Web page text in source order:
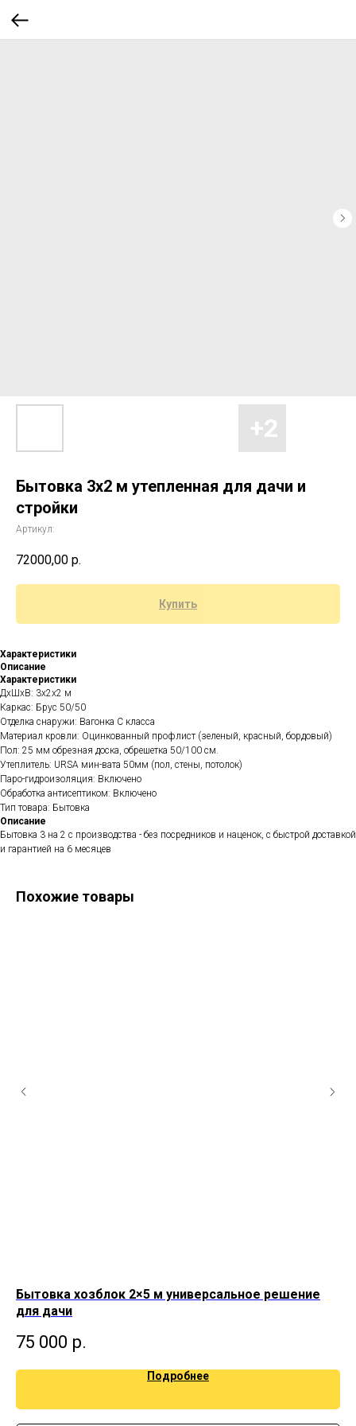
Бытовка 3х2 м утепленная для дачи и
стройки
Артикул:
72000,00 р.
Купить
Характеристики
Описание
Характеристики
ДхШхВ: 3x2x2 м
Каркас: Брус 50/50
Отделка снаружи: Вагонка C класса
Материал кровли: Оцинкованный профлист (зеленый, красный, бордовый)
Пол: 25 мм обрезная доска, обрешетка 50/100 см.
Утеплитель: URSA мин-вата 50мм (пол, стены, потолок)
Паро-гидроизоляция: Включено
Обработка антисептиком: Включено
Тип товара: Бытовка
Описание
Бытовка 3 на 2 с производства - без посредников и наценок, с быстрой доставкой
и гарантией на 6 месяцев
Похожие товары
Бытовка хозблок 2×5 м универсальное решение
для дачи
75 000 р.
Подробнее